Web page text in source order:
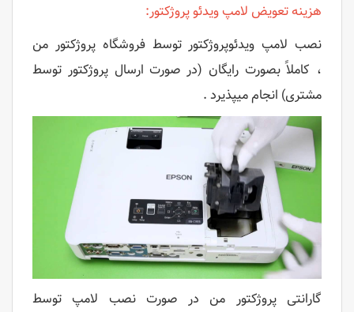
هزینه تعویض لامپ ویدئو پروژکتور:
نصب لامپ ویدئوپروژکتور توسط فروشگاه پروژکتور من
، کاملاً بصورت رایگان (در صورت ارسال پروژکتور توسط
مشتری) انجام میپذیرد .
گارانتی پروژکتور من در صورت نصب لامپ توسط